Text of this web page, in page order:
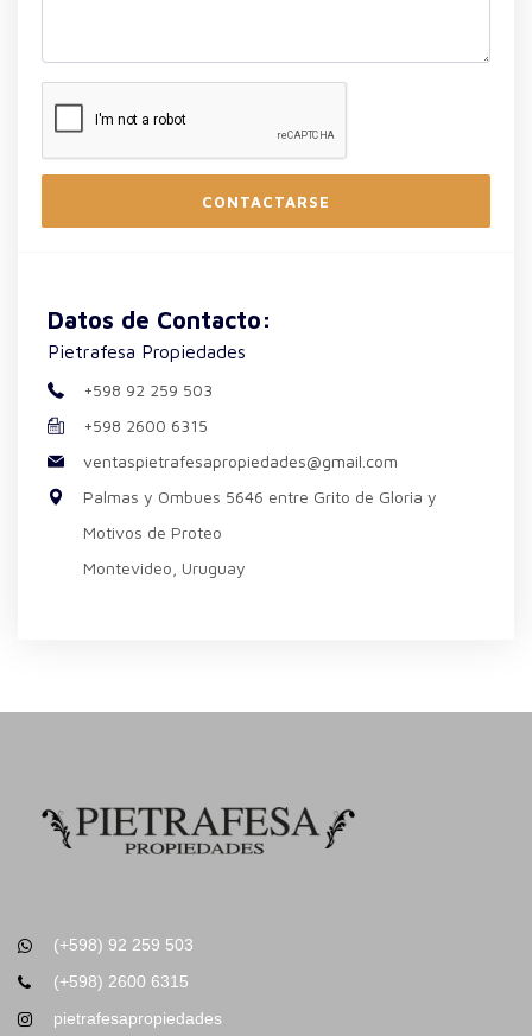
CONTACTARSE
Datos de Contacto:
Pietrafesa Propiedades
+598 92 259 503
+598 2600 6315
ventaspietrafesapropiedades@gmail.com
Palmas y Ombues 5646 entre Grito de Gloria y
Motivos de Proteo
Montevideo, Uruguay
(+598) 92 259 503
(+598) 2600 6315
pietrafesapropiedades